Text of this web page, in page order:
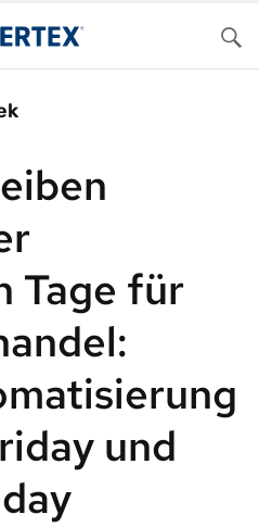
Tage für
und